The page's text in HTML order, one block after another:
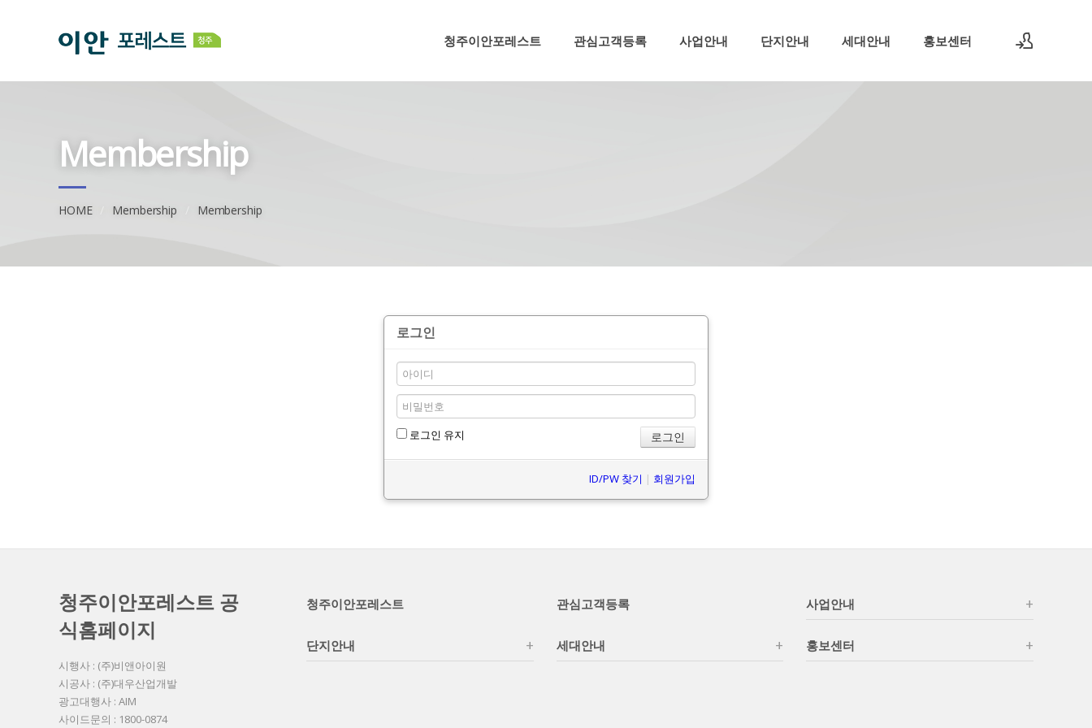
청주이안포레스트 관심고객등록 사업안내 단지안내 세대안내 홍보센터
Membership
HOME Membership Membership
로그인
로그인 유지
ID/PW 찾기 | 회원가입
청주이안포레스트 공
식홈페이지
시행사 : (주)비앤아이원
시공사 : (주)대우산업개발
광고대행사 : AIM
사이드문의 : 1800-0874
청주이안포레스트 관심고객등록 사업안내
단지안내 세대안내 홍보센터